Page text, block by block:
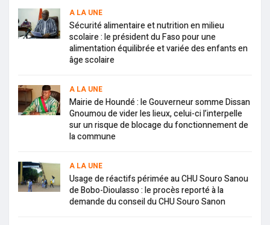
A LA UNE
Sécurité alimentaire et nutrition en milieu
scolaire : le président du Faso pour une
alimentation équilibrée et variée des enfants en
âge scolaire
A LA UNE
Mairie de Houndé : le Gouverneur somme Dissan
Gnoumou de vider les lieux, celui-ci l’interpelle
sur un risque de blocage du fonctionnement de
la commune
A LA UNE
Usage de réactifs périmée au CHU Souro Sanou
de Bobo-Dioulasso : le procès reporté à la
demande du conseil du CHU Souro Sanon